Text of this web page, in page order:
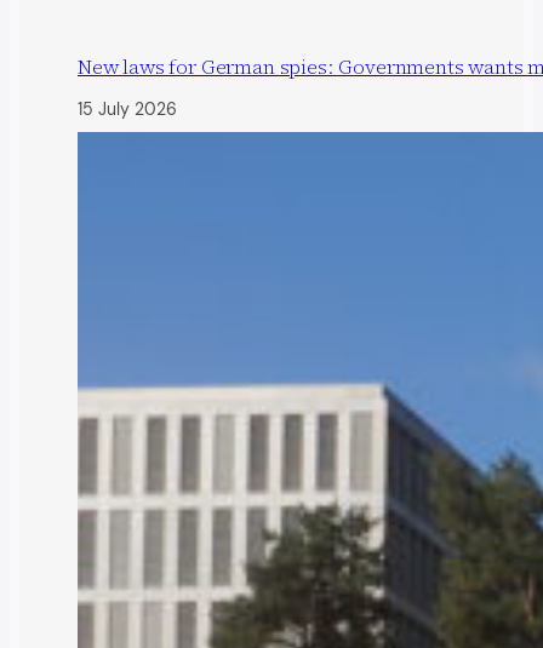
New laws for German spies: Governments
15 July 2026